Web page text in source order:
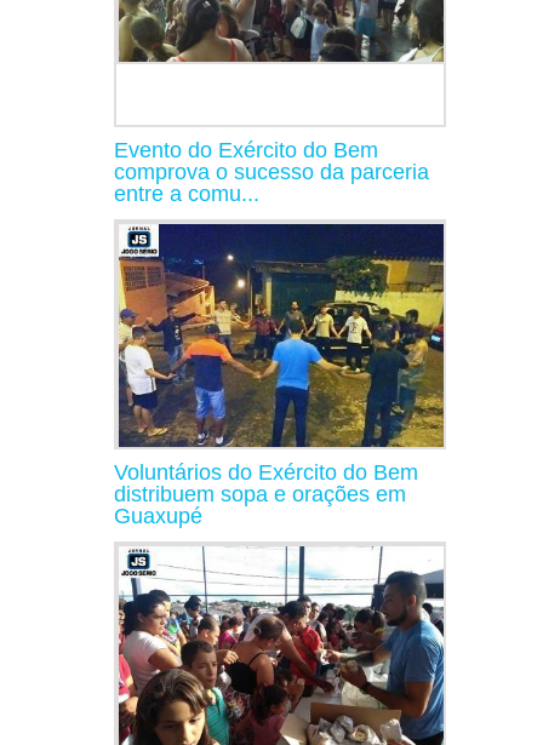
Evento do Exército do Bem
comprova o sucesso da parceria
entre a comu...
Voluntários do Exército do Bem
distribuem sopa e orações em
Guaxupé